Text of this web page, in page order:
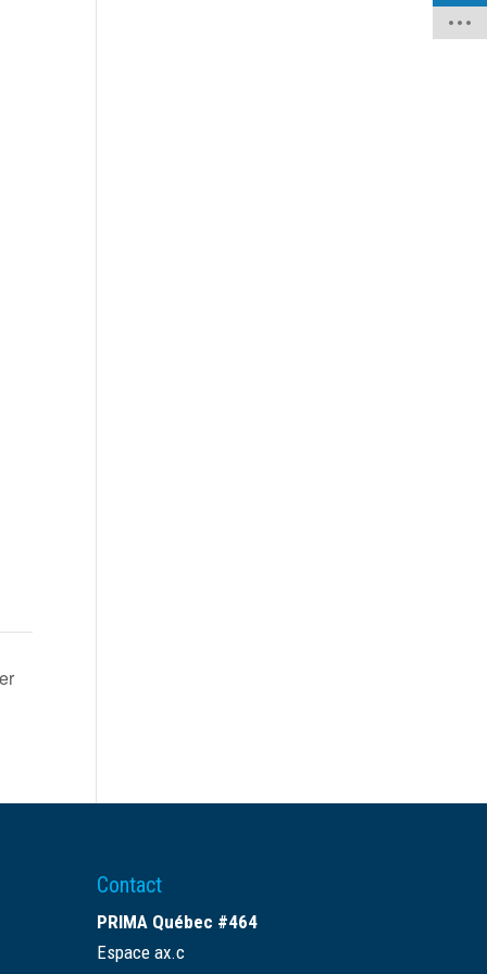
Contact
PRIMA Québec #464
Espace ax.c